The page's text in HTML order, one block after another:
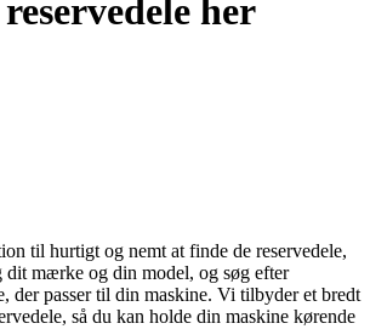
her
til hurtigt og nemt at finde de reservedele,
mærke og din model, og søg efter
der passer til din maskine. Vi tilbyder et bredt
så du kan holde din maskine kørende